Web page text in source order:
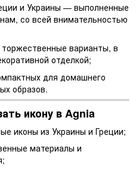
и Украины — выполненные
со всей внимательностью
варианты, в
отделкой;
для домашнего
образов.
икону в Agnia
иконы из Украины и Греции;
материалы и